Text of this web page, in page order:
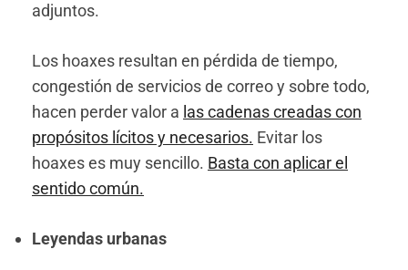
adjuntos.
Los hoaxes resultan en pérdida de tiempo,
congestión de servicios de correo y sobre todo,
hacen perder valor a las cadenas creadas con
propósitos lícitos y necesarios. Evitar los
hoaxes es muy sencillo. Basta con aplicar el
sentido común.
Leyendas urbanas